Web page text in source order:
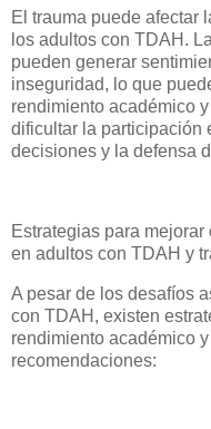
El trauma puede afectar
los adultos con TDAH.
pueden generar
inseguridad, lo que
rendimiento académico
dificultar la participación
decisiones y la defensa
Estrategias para
en adultos con TDAH y
A pesar de los desafíos
con TDAH, existen
rendimiento académico
recomendaciones: